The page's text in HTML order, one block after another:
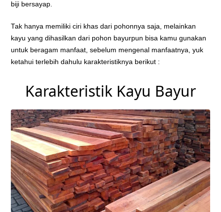
biji bersayap.
Tak hanya memiliki ciri khas dari pohonnya saja, melainkan
kayu yang dihasilkan dari pohon bayurpun bisa kamu gunakan
untuk beragam manfaat, sebelum mengenal manfaatnya, yuk
ketahui terlebih dahulu karakteristiknya berikut :
Karakteristik Kayu Bayur